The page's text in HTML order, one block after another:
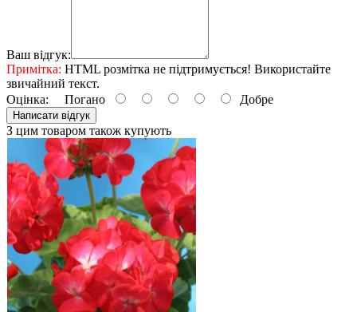
Ваш відгук:
Примітка: HTML розмітка не підтримується! Використайте
звичайний текст.
Оцінка: Погано Добре
Написати відгук
З цим товаром також купують